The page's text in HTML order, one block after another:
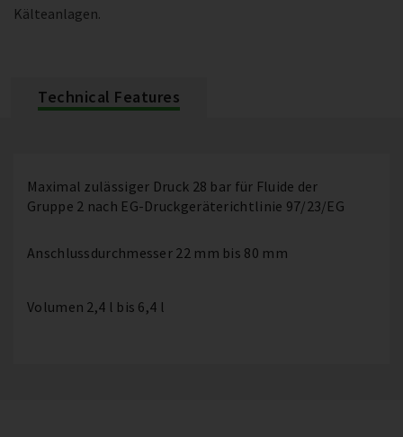
Kälteanlagen.
Technical Features
Maximal zulässiger Druck 28 bar für Fluide der
Gruppe 2 nach EG-Druckgeräterichtlinie 97/23/EG
Anschlussdurchmesser 22 mm bis 80 mm
Volumen 2,4 l bis 6,4 l